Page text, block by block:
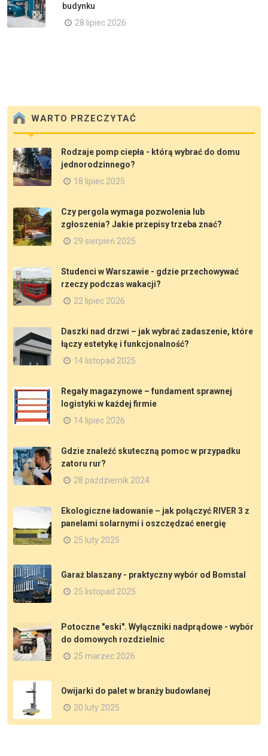
budynku
28 lipiec 2026
WARTO PRZECZYTAĆ
Rodzaje pomp ciepła - którą wybrać do domu
jednorodzinnego?
18 lipiec 2025
Czy pergola wymaga pozwolenia lub
zgłoszenia? Jakie przepisy trzeba znać?
29 sierpień 2025
Studenci w Warszawie - gdzie przechowywać
rzeczy podczas wakacji?
22 lipiec 2026
Daszki nad drzwi – jak wybrać zadaszenie, które
łączy estetykę i funkcjonalność?
14 listopad 2025
Regały magazynowe – fundament sprawnej
logistyki w każdej firmie
14 lipiec 2026
Gdzie znaleźć skuteczną pomoc w przypadku
zatoru rur?
28 październik 2024
Ekologiczne ładowanie – jak połączyć RIVER 3 z
panelami solarnymi i oszczędzać energię
25 luty 2025
Garaż blaszany - praktyczny wybór od Bomstal
25 listopad 2025
Potoczne "eski". Wyłączniki nadprądowe - wybór
do domowych rozdzielnic
25 marzec 2026
Owijarki do palet w branży budowlanej
20 luty 2025